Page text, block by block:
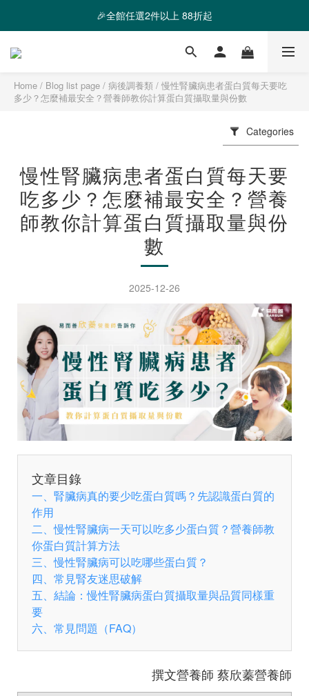
❤️ 霸氣優惠 滿額最高折888 👉去逛逛
🎉全館任選2件以上 88折起
❤️ 霸氣優惠 滿額最高折888 👉去逛逛
Home / Blog list page / 病後調養類 / 慢性腎臟病患者蛋白質每天要吃
多少？怎麼補最安全？營養師教你計算蛋白質攝取量與份數
Categories
慢性腎臟病患者蛋白質每天要
吃多少？怎麼補最安全？營養
師教你計算蛋白質攝取量與份
數
2025-12-26
文章目錄
一、腎臟病真的要少吃蛋白質嗎？先認識蛋白質的
作用
二、慢性腎臟病一天可以吃多少蛋白質？營養師教
你蛋白質計算方法
三、慢性腎臟病可以吃哪些蛋白質？
四、常見腎友迷思破解
五、結論：慢性腎臟病蛋白質攝取量與品質同樣重
要
六、常見問題（FAQ）
撰文營養師 蔡欣蓁營養師